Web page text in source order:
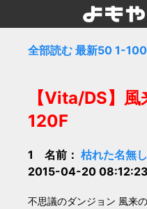
全部読む 最新50 1-100
【Vita/DS】
120F
1 名前： 枯れた名無
2015-04-20
不思議のダンジョン 風来